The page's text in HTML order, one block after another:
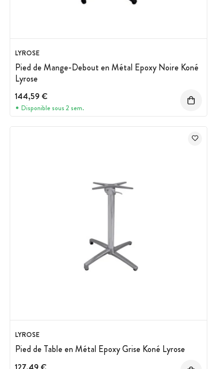
LYROSE
Pied de Mange-Debout en Métal Epoxy Noire Koné
Lyrose
144,59 €
Disponible sous 2 sem.
LYROSE
Pied de Table en Métal Epoxy Grise Koné Lyrose